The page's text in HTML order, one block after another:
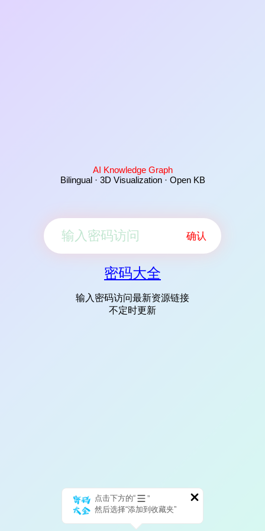
AI Knowledge Graph
Bilingual · 3D Visualization · Open KB
确认
密码大全
输入密码访问最新资源链接
不定时更新
点击下方的“
”
然后选择“添加到收藏夹”